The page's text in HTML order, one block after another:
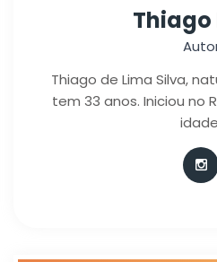
Thiago
Thiago de Lima Silva,
tem 33 anos. Iniciou no